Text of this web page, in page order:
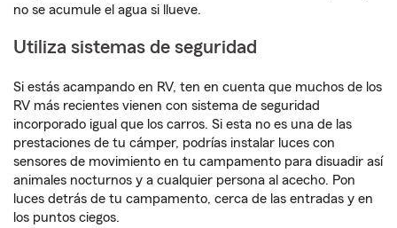
no se acumule el agua si llueve.
Utiliza sistemas de seguridad
Si estás acampando en RV, ten en cuenta que muchos de los
RV más recientes vienen con sistema de seguridad
incorporado igual que los carros. Si esta no es una de las
prestaciones de tu cámper, podrías instalar luces con
sensores de movimiento en tu campamento para disuadir así
animales nocturnos y a cualquier persona al acecho. Pon
luces detrás de tu campamento, cerca de las entradas y en
los puntos ciegos.